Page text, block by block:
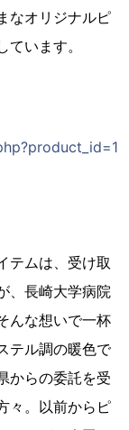
なオリジナルピ
います。
テムは、受け取
、長崎大学病院
んな想いで一杯
テル調の暖色で
からの委託を受
々。以前からピ